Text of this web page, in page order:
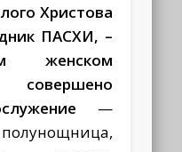
Христова
ПАСХИ, –
женском
—